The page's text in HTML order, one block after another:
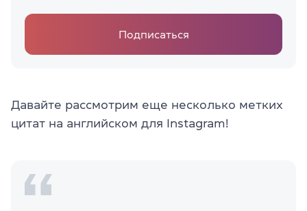
Подписаться
Давайте рассмотрим еще несколько метких
цитат на английском для Instagram!